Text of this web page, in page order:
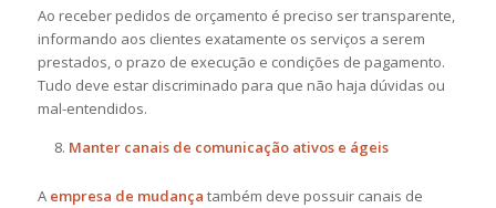
Ao receber pedidos de orçamento é preciso ser transparente,
informando aos clientes exatamente os serviços a serem
prestados, o prazo de execução e condições de pagamento.
Tudo deve estar discriminado para que não haja dúvidas ou
mal-entendidos.
Manter canais de comunicação ativos e ágeis
A empresa de mudança também deve possuir canais de